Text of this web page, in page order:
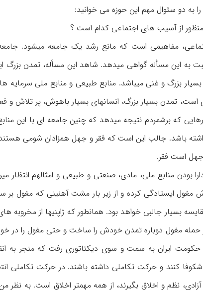
را به دو سئوال مهم این حوزه می خوانید:
از آسیب های اجتماعی کدام است ؟
مفاهیمی است که مانع رشد یک جامعه میشود. جامعه
به این مسأله گواهی میدهد. شاهد این مسأله، تمدن بزرگ
بسیار بزرگ و غنی میباشد. منابع طبیعی و منابع ملی
تمدن بسیار بزرگ، انسانهای بسیار باهوش، پر تلاش و
که برشمردم نتیجه میدهد که چنین جامعه ای با این
باشد. جالب این است که فقر و جهل همزادان شومی
است فقر.
بودن منابع ملی، مادی، صنعتی و طبیعی و امثالهم انتظار
مغول ایستادگی کرده و از زیر بار مشت آهنینی که مغول
بسیار جالبی خواهد بود. همانطور که ژاپنیها از مخروبه
حمله مغول دوباره تمدن خودش را ساخت و حتی مغول را
ایران به سمت و سوی دیکتاتوری رفت که منجر به
شکوفا کنند و حرکت تکاملی داشته باشند. در حرکت تکاملی
نظم و اخلاق بگیرند، از همه مهمتر اخلاق است. به نظر